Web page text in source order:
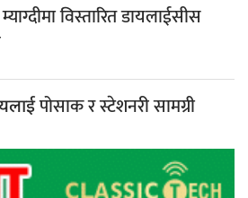
म्याग्दीमा विस्तारित डायलाईसीस
पोसाक र स्टेशनरी सामग्री